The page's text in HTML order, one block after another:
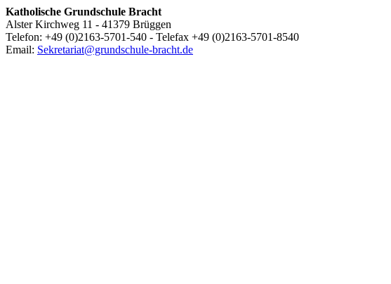
Katholische Grundschule Bracht
Alster Kirchweg 11 - 41379 Brüggen
Telefon: +49 (0)2163-5701-540 - Telefax +49 (0)2163-5701-8540
Email: Sekretariat@grundschule-bracht.de